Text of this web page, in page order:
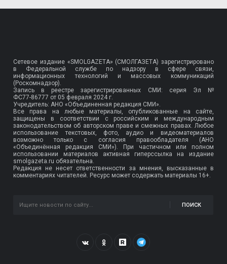
Сетевое издание «SMOLGAZETA» (СМОЛГАЗЕТА) зарегистрировано
в Федеральной службе по надзору в сфере связи,
информационных технологий и массовых коммуникаций
(Роскомнадзор).
Запись в реестре зарегистрированных СМИ: серия Эл №
ФС77-86777 от 05 февраля 2024 г.
Учредитель: АНО «Объединенная редакция СМИ».
Все права на любые материалы, опубликованные на сайте,
защищены в соответствии с российским и международным
законодательством об авторском праве и смежных правах. Любое
использование текстовых, фото, аудио и видеоматериалов
возможно только с согласия правообладателя (АНО
«Объединённая редакция СМИ»). При частичном или полном
использовании материалов активная гиперссылка на издание
smolgazeta.ru обязательна.
Редакция не несет ответственности за мнения, высказанные в
комментариях читателей. Ресурс может содержать материалы 16+.
ПОИСК